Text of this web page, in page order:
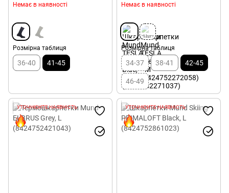
Немає в наявності
Розмірна таблиця
36-40 41-45
Немає в наявності
Розмірна таблиця
34-37 38-41 42-45
46-49
УТОЧНЮЙТЕ НАЯВНІСТЬ УТОЧНЮЙТЕ НАЯВНІСТЬ